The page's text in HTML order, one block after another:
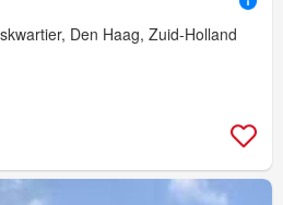
Den Haag, Zuid-Holland